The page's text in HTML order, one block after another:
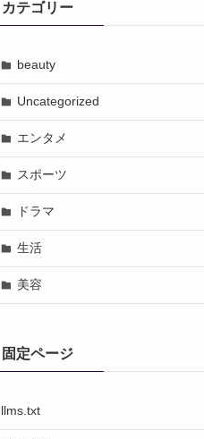
カテゴリー
beauty
Uncategorized
エンタメ
スポーツ
ドラマ
生活
美容
固定ページ
llms.txt